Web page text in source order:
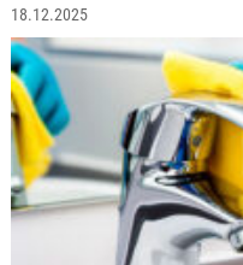
18.12.2025